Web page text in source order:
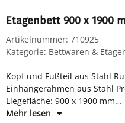
Etagenbett 900 x 1900
Artikelnummer: 710925
Kategorie: Bettwaren &
Kopf und Fußteil aus Stahl
Einhängerahmen aus Stahl
Liegefläche: 900 x 1900 mm
Farbe: RAL 9005 tiefschwarz
Mehr lesen